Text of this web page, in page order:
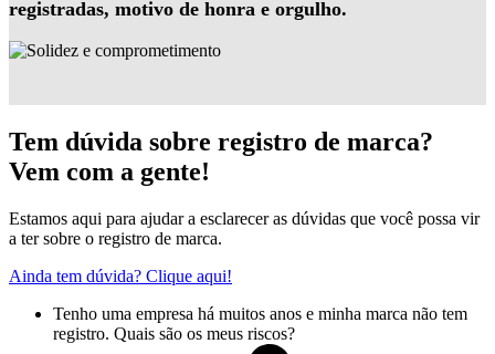
registradas, motivo de honra e orgulho.
Tem dúvida sobre registro de marca?
Vem com a gente!
Estamos aqui para ajudar a esclarecer as dúvidas que você possa vir
a ter sobre o registro de marca.
Ainda tem dúvida? Clique aqui!
Tenho uma empresa há muitos anos e minha marca não tem
registro. Quais são os meus riscos?